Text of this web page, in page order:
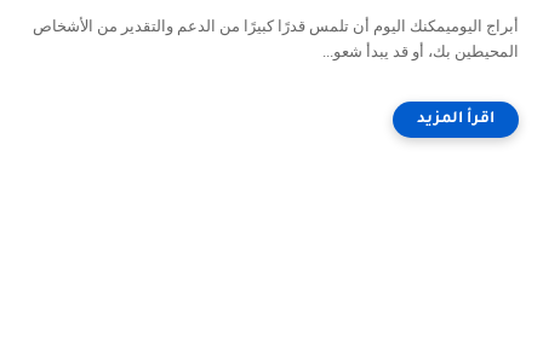
أبراج اليوميمكنك اليوم أن تلمس قدرًا كبيرًا من الدعم والتقدير من الأشخاص
المحيطين بك، أو قد يبدأ شعو...